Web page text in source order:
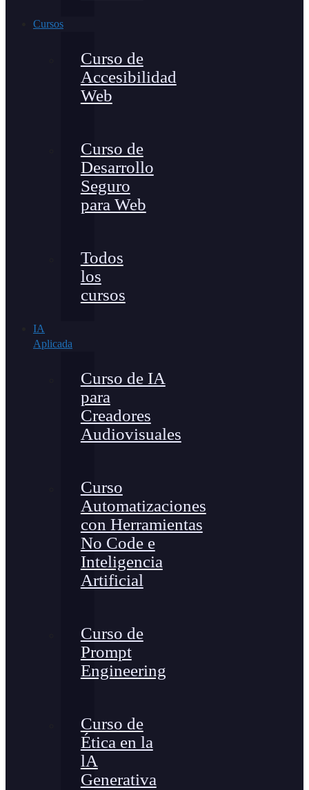
Cursos
Curso de
Accesibilidad
Web
Curso de
Desarrollo
Seguro
para Web
Todos
los
cursos
IA
Aplicada
Curso de IA
para
Creadores
Audiovisuales
Curso
Automatizaciones
con Herramientas
No Code e
Inteligencia
Artificial
Curso de
Prompt
Engineering
Curso de
Ética en la
lA
Generativa